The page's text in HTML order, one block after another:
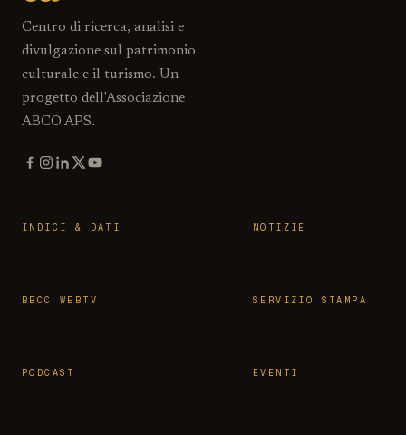
Centro di ricerca, analisi e
divulgazione sul patrimonio
culturale e il turismo. Un
progetto dell'Associazione
ABCO APS.
INDICI & DATI NOTIZIE
BBCC WEBTV SERVIZIO STAMPA
PODCAST EVENTI